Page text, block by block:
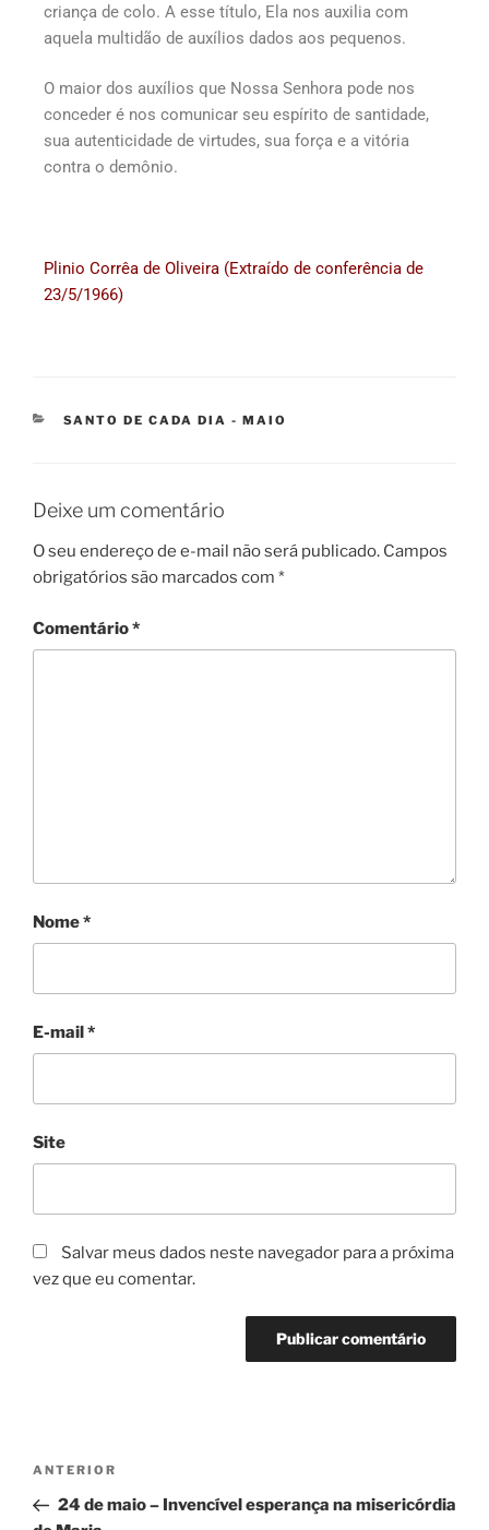
criança de colo. A esse título, Ela nos auxilia com
aquela multidão de auxílios dados aos pequenos.
O maior dos auxílios que Nossa Senhora pode nos
conceder é nos comunicar seu espírito de santidade,
sua autenticidade de virtudes, sua força e a vitória
contra o demônio.
Plinio Corrêa de Oliveira (Extraído de conferência de
23/5/1966)
SANTO DE CADA DIA - MAIO
Deixe um comentário
O seu endereço de e-mail não será publicado. Campos
obrigatórios são marcados com *
Comentário*
Nome*
E-mail*
Site
Salvar meus dados neste navegador para a próxima
vez que eu comentar.
ANTERIOR
24 de maio – Invencível esperança na misericórdia